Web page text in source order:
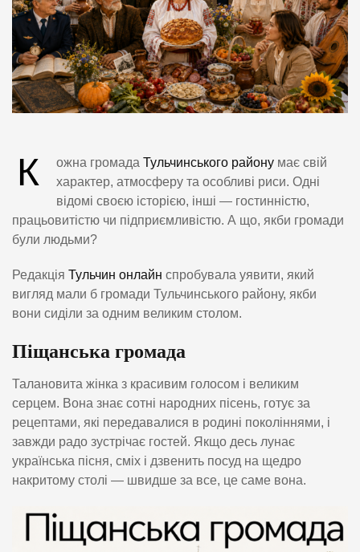
К ожна громада Тульчинського району має свій
характер, атмосферу та особливі риси. Одні
відомі своєю історією, інші — гостинністю,
працьовитістю чи підприємливістю. А що, якби громади
були людьми?
Редакція Тульчин онлайн спробувала уявити, який
вигляд мали б громади Тульчинського району, якби
вони сиділи за одним великим столом.
Піщанська громада
Талановита жінка з красивим голосом і великим
серцем. Вона знає сотні народних пісень, готує за
рецептами, які передавалися в родині поколіннями, і
завжди радо зустрічає гостей. Якщо десь лунає
українська пісня, сміх і дзвенить посуд на щедро
накритому столі — швидше за все, це саме вона.